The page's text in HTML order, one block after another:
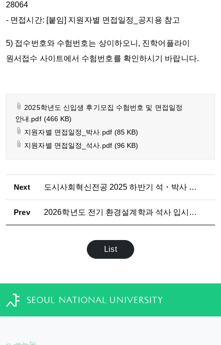
28064
- 면접시간: [붙임] 지원자별 면접일정_공지용 참고
5) 접수번호와 수험번호는 상이하오니, 진학어플라이
원서접수 사이트에서 수험번호를 확인하시기 바랍니다.
2025학년도 신입생 후기모집 수험번호 및 면접일정
안내.pdf (466 KB)
지원자별 면접일정_박사.pdf (85 KB)
지원자별 면접일정_석사.pdf (96 KB)
Next 도시사회혁신전공 2025 하반기 석・박사 모집 오픈하우스
Prev 2026학년도 전기 환경설계학과 석사 입시설명회
List